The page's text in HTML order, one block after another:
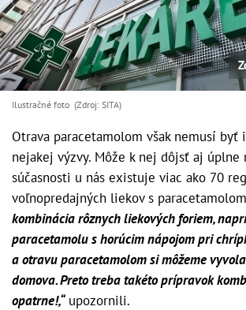
Ilustračné foto (Zdroj: SITA)
Otrava paracetamolom však nemusí byť
nejakej výzvy. Môže k nej dôjsť aj úplne
súčasnosti u nás existuje viac ako 70
voľnopredajných liekov s
kombinácia rôznych liekových foriem,
paracetamolu s horúcim nápojom pri
a otravu paracetamolom si môžeme
domova. Preto treba takéto prípravok
opatrne!,“upozornili.